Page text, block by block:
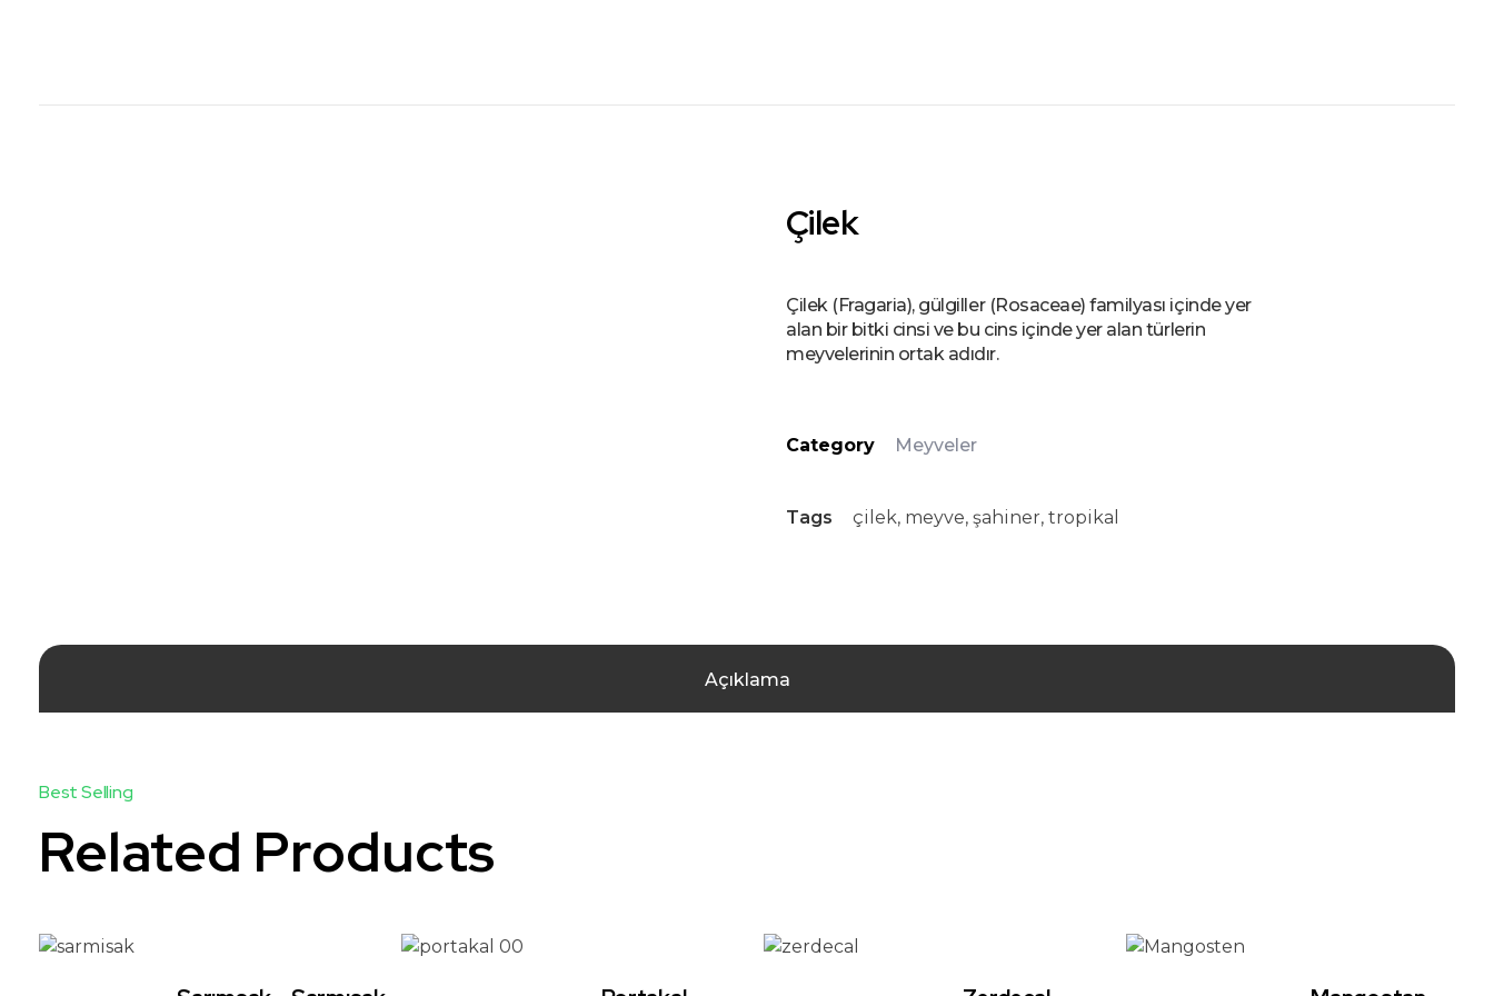
Çilek
Çilek (Fragaria), gülgiller (Rosaceae) familyası içinde yer
alan bir bitki cinsi ve bu cins içinde yer alan türlerin
meyvelerinin ortak adıdır.
Category Meyveler
Tags çilek, meyve, şahiner, tropikal
Açıklama
Related Products